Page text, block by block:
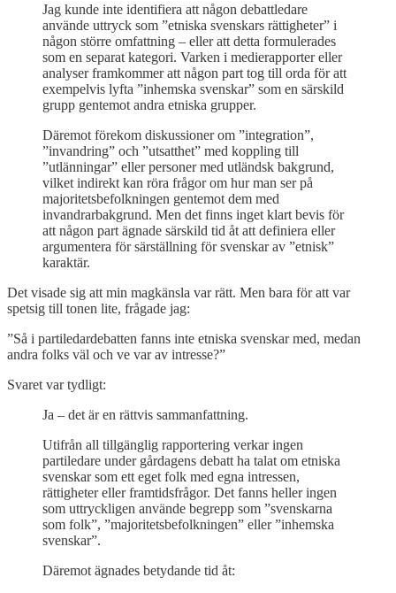
Jag kunde inte identifiera att någon debattledare
använde uttryck som ”etniska svenskars rättigheter” i
någon större omfattning – eller att detta formulerades
som en separat kategori. Varken i medierapporter eller
analyser framkommer att någon part tog till orda för att
exempelvis lyfta ”inhemska svenskar” som en särskild
grupp gentemot andra etniska grupper.
Däremot förekom diskussioner om ”integration”,
”invandring” och ”utsatthet” med koppling till
”utlänningar” eller personer med utländsk bakgrund,
vilket indirekt kan röra frågor om hur man ser på
majoritetsbefolkningen gentemot dem med
invandrarbakgrund. Men det finns inget klart bevis för
att någon part ägnade särskild tid åt att definiera eller
argumentera för särställning för svenskar av ”etnisk”
karaktär.
Det visade sig att min magkänsla var rätt. Men bara för att var
spetsig till tonen lite, frågade jag:
”Så i partiledardebatten fanns inte etniska svenskar med, medan
andra folks väl och ve var av intresse?”
Svaret var tydligt:
Ja – det är en rättvis sammanfattning.
Utifrån all tillgänglig rapportering verkar ingen
partiledare under gårdagens debatt ha talat om etniska
svenskar som ett eget folk med egna intressen,
rättigheter eller framtidsfrågor. Det fanns heller ingen
som uttryckligen använde begrepp som ”svenskarna
som folk”, ”majoritetsbefolkningen” eller ”inhemska
svenskar”.
Däremot ägnades betydande tid åt: